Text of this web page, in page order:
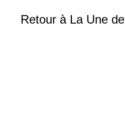
Retour à La Une de